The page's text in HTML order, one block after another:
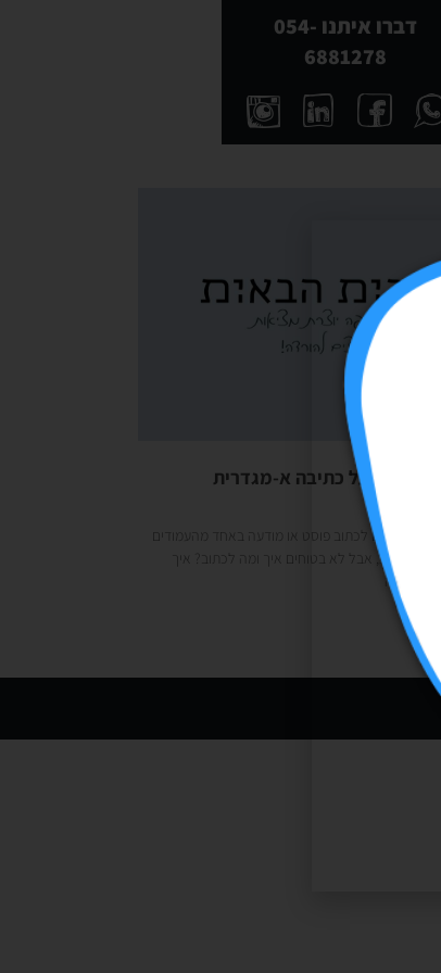
דברו איתנו 054-
6881278
מציאות-על כתיבה א-מגדרית
שאתם רוצים לכתוב פוסט או מודעה באחד מהעמודים
אבל לא בטוחים איך ומה לכתוב? איך
שפונה